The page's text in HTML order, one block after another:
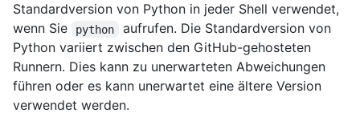
Standardversion von Python in jeder Shell verwendet,
wenn Sie
python
aufrufen. Die Standardversion von
Python variiert zwischen den GitHub-gehosteten
Runnern. Dies kann zu unerwarteten Abweichungen
führen oder es kann unerwartet eine ältere Version
verwendet werden.